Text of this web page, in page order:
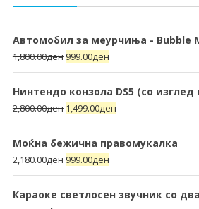
Автомобил за меурчиња - Bubble
1,800.00ден 999.00ден
Нинтендо конзола DS5 (со изглед
2,800.00ден 1,499.00ден
Моќна бежична правомукалка
2,180.00ден 999.00ден
Караоке светлосен звучник со